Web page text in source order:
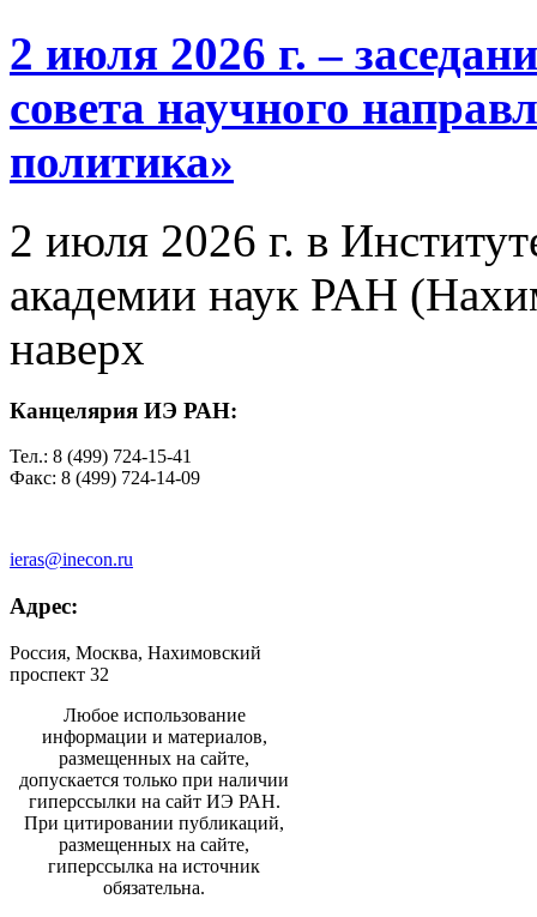
2 июля 2026 г. –
совета научного
политика»
2 июля 2026 г. в
академии наук РАН
наверх
Канцелярия ИЭ РАН:
Тел.: 8 (499) 724-15-41
Факс: 8 (499) 724-14-09
ieras@inecon.ru
Адрес:
Россия, Москва, Нахимовский
проспект 32
Любое использование
информации и материалов,
размещенных на сайте,
допускается только при наличии
гиперссылки на сайт ИЭ РАН.
При цитировании публикаций,
размещенных на сайте,
гиперссылка на источник
обязательна.